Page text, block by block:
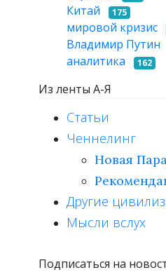
Китай 175
мировой кризис
Владимир Путин
аналитика 162
Из ленты А-Я
Статьи
Ченнелинг
Новая
Другие
Мысли вслух
Подписаться на